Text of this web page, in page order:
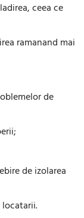
ceea ce
ramanand mai
de
de izolarea
locatarii.